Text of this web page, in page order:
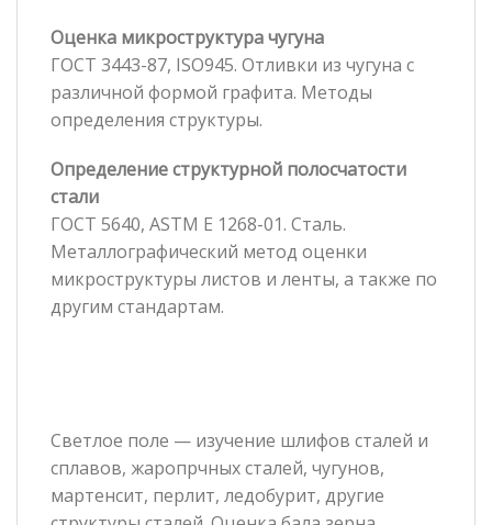
Оценка микроструктура чугуна
ГОСТ 3443-87, ISO945. Отливки из чугуна с
различной формой графита. Методы
определения структуры.
Определение структурной полосчатости
стали
ГОСТ 5640, ASTM E 1268-01. Сталь.
Металлографический метод оценки
микроструктуры листов и ленты, а также по
другим стандартам.
Светлое поле — изучение шлифов сталей и
сплавов, жаропрчных сталей, чугунов,
мартенсит, перлит, ледобурит, другие